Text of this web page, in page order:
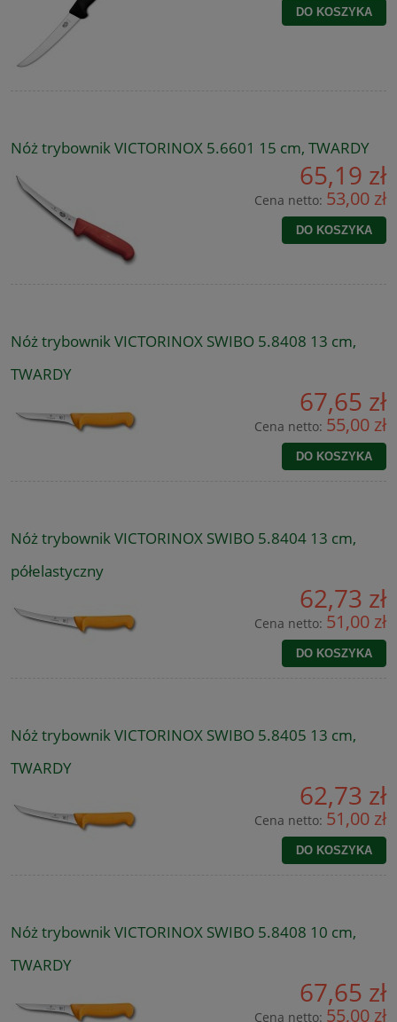
DO KOSZYKA
Nóż trybownik VICTORINOX 5.6601 15 cm, TWARDY
65,19 zł
Cena netto: 53,00 zł
DO KOSZYKA
Nóż trybownik VICTORINOX SWIBO 5.8408 13 cm,
TWARDY
67,65 zł
Cena netto: 55,00 zł
DO KOSZYKA
Nóż trybownik VICTORINOX SWIBO 5.8404 13 cm,
półelastyczny
62,73 zł
Cena netto: 51,00 zł
DO KOSZYKA
Nóż trybownik VICTORINOX SWIBO 5.8405 13 cm,
TWARDY
62,73 zł
Cena netto: 51,00 zł
DO KOSZYKA
Nóż trybownik VICTORINOX SWIBO 5.8408 10 cm,
TWARDY
67,65 zł
Cena netto: 55,00 zł